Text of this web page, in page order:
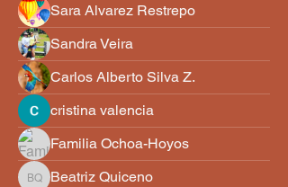
Sara Alvarez Restrepo
Sandra Veira
Carlos Alberto Silva Z.
cristina valencia
Familia Ochoa-Hoyos
Beatriz Quiceno